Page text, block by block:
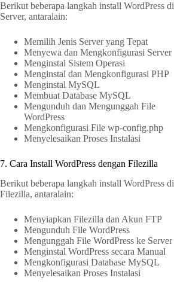
Berikut beberapa langkah install WordPress di
Server, antaralain:
Memilih Jenis Server yang Tepat
Menyewa dan Mengkonfigurasi Server
Menginstal Sistem Operasi
Menginstal dan Mengkonfigurasi PHP
Menginstal MySQL
Membuat Database MySQL
Mengunduh dan Mengunggah File
WordPress
Mengkonfigurasi File wp-config.php
Menyelesaikan Proses Instalasi
7. Cara Install WordPress dengan Filezilla
Berikut beberapa langkah install WordPress di
Filezilla, antaralain:
Menyiapkan Filezilla dan Akun FTP
Mengunduh File WordPress
Mengunggah File WordPress ke Server
Menginstal WordPress secara Manual
Mengkonfigurasi Database MySQL
Menyelesaikan Proses Instalasi